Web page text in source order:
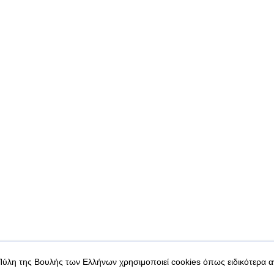
δεδομένα |Ασφάλεια & Πρόσβαση
της Βουλής των Ελλήνων χρησιμοποιεί cookies όπως ειδικότερα